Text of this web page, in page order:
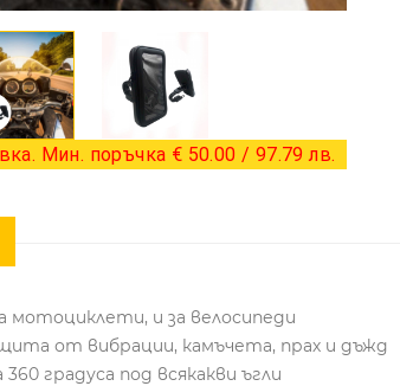
Мин. поръчка € 50.00 / 97.79 лв.
мотоциклети, и за велосипеди
от вибрации, камъчета, прах и дъжд
градуса под всякакви ъгли